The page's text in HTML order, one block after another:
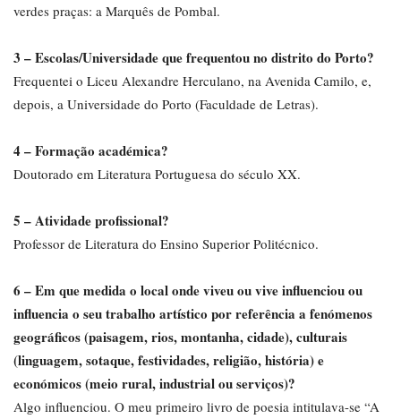
verdes praças: a Marquês de Pombal.
3 – Escolas/Universidade que frequentou no distrito do Porto?
Frequentei o Liceu Alexandre Herculano, na Avenida Camilo, e,
depois, a Universidade do Porto (Faculdade de Letras).
4 – Formação académica?
Doutorado em Literatura Portuguesa do século XX.
5 – Atividade profissional?
Professor de Literatura do Ensino Superior Politécnico.
6 – Em que medida o local onde viveu ou vive influenciou ou
influencia o seu trabalho artístico por referência a fenómenos
geográficos (paisagem, rios, montanha, cidade), culturais
(linguagem, sotaque, festividades, religião, história) e
económicos (meio rural, industrial ou serviços)?
Algo influenciou. O meu primeiro livro de poesia intitulava-se “A